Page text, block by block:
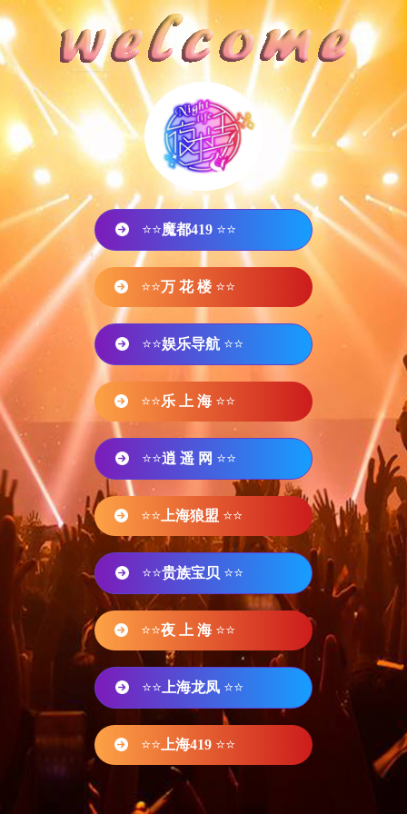
⭐⭐魔都419 ⭐⭐
⭐⭐万 花 楼 ⭐⭐
⭐⭐娱乐导航 ⭐⭐
⭐⭐乐 上 海 ⭐⭐
⭐⭐逍 遥 网 ⭐⭐
⭐⭐ 上海狼盟 ⭐⭐
⭐⭐贵族宝贝 ⭐⭐
⭐⭐夜 上 海 ⭐⭐
⭐⭐ 上海龙凤 ⭐⭐
⭐⭐ 上海419 ⭐⭐